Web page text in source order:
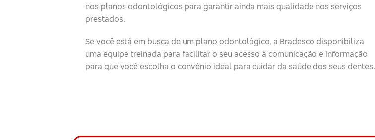
nos planos odontológicos para garantir ainda mais qualidade nos serviços
prestados.
Se você está em busca de um plano odontológico, a Bradesco disponibiliza
uma equipe treinada para facilitar o seu acesso à comunicação e informação
para que você escolha o convênio ideal para cuidar da saúde dos seus dentes.